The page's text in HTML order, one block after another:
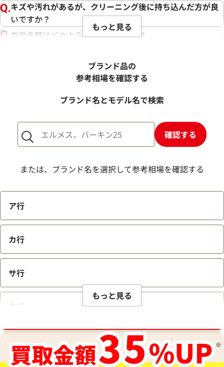
キズや汚れがあるが、クリーニング後に持ち込んだ方が良
いですか？
査定金額はどのように決まりますか？
売却するか悩んでいるのですが、査定だけお願いできます
1点からでも査定できますか？
もっと見る
ブランド品の
参考相場を確認する
ブランド名とモデル名で検索
確認する
または、ブランド名を選択して参考相場を確認する
ア行
カ行
サ行
タ行
ナ行
もっと見る